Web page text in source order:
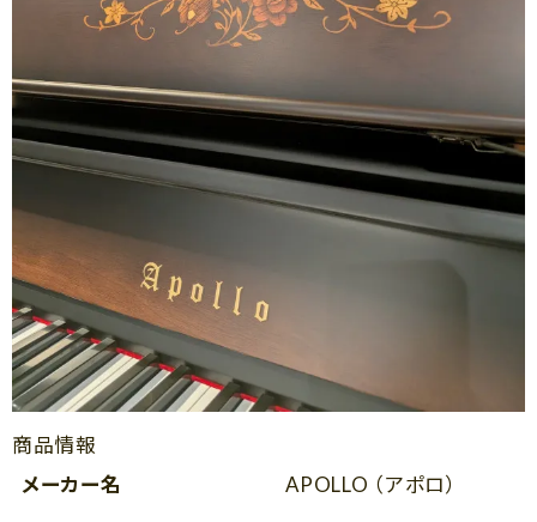
商品情報
メーカー名
APOLLO （アポロ）